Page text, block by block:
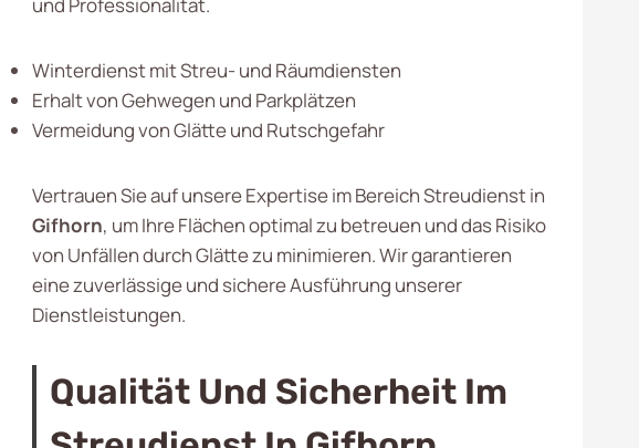
Winterdienst mit Streu- und Räumdiensten
Erhalt von Gehwegen und Parkplätzen
Vermeidung von Glätte und Rutschgefahr
Vertrauen Sie auf unsere Expertise im Bereich Streudienst in
Gifhorn, um Ihre Flächen optimal zu betreuen und das Risiko
von Unfällen durch Glätte zu minimieren. Wir garantieren
eine zuverlässige und sichere Ausführung unserer
Dienstleistungen.
Qualität Und Sicherheit Im